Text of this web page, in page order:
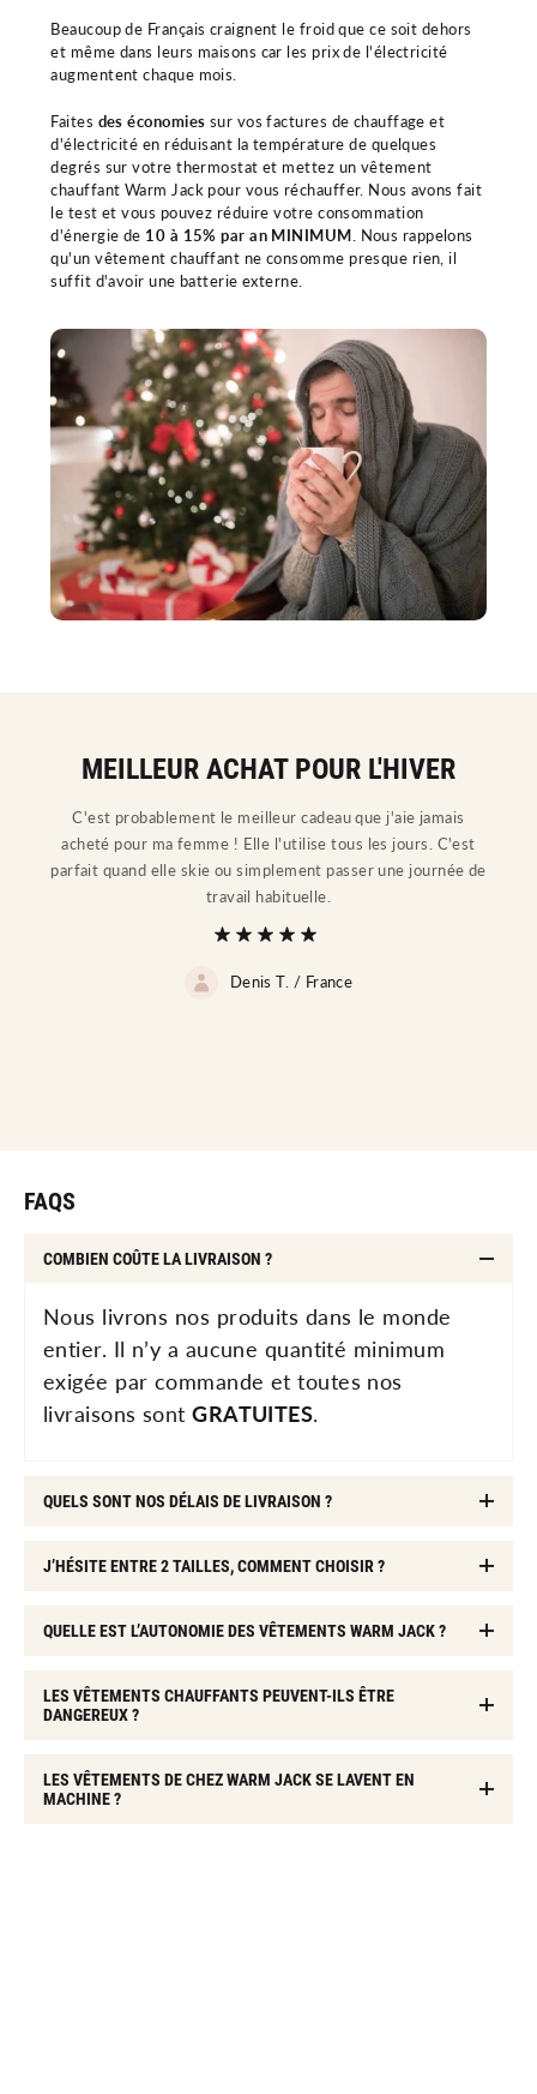
Beaucoup de Français craignent le froid que ce soit dehors
et même dans leurs maisons car les prix de l'électricité
augmentent chaque mois.
Faites des économies sur vos factures de chauffage et
d'électricité en réduisant la température de quelques
degrés sur votre thermostat et mettez un vêtement
chauffant Warm Jack pour vous réchauffer. Nous avons fait
le test et vous pouvez réduire votre consommation
d'énergie de 10 à 15% par an MINIMUM. Nous rappelons
qu'un vêtement chauffant ne consomme presque rien, il
suffit d'avoir une batterie externe.
MEILLEUR ACHAT POUR L'HIVER
C'est probablement le meilleur cadeau que j'aie jamais
acheté pour ma femme ! Elle l'utilise tous les jours. C'est
parfait quand elle skie ou simplement passer une journée de
travail habituelle.
Denis T. / France
FAQS
COMBIEN COÛTE LA LIVRAISON ?
Nous livrons nos produits dans le monde
entier. Il n’y a aucune quantité minimum
exigée par commande et toutes nos
livraisons sontGRATUITES.
QUELS SONT NOS DÉLAIS DE LIVRAISON ?
J’HÉSITE ENTRE 2 TAILLES, COMMENT CHOISIR ?
QUELLE EST L’AUTONOMIE DES VÊTEMENTS WARM JACK ?
LES VÊTEMENTS CHAUFFANTS PEUVENT-ILS ÊTRE
DANGEREUX ?
LES VÊTEMENTS DE CHEZ WARM JACK SE LAVENT EN
MACHINE ?